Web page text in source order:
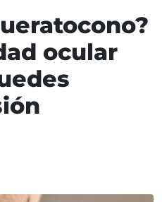
ocular